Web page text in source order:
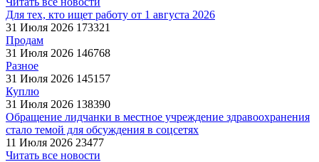
Для тех, кто ищет работу от 1 августа 2026
31 Июля 2026 173321
Продам
31 Июля 2026 146768
Разное
31 Июля 2026 145157
Куплю
31 Июля 2026 138390
Обращение лидчанки в местное учреждение здравоохранения
стало темой для обсуждения в соцсетях
11 Июля 2026 23477
Читать все новости